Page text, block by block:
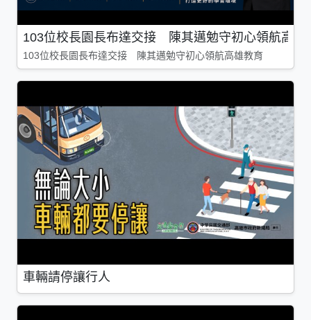
103位校長園長布達交接 陳其邁勉守初心領航高雄
103位校長園長布達交接 陳其邁勉守初心領航高雄教育
車輛請停讓行人